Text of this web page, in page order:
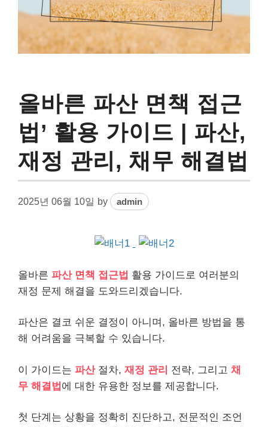
올바른 파산 면책 접근
법’ 활용 가이드 | 파산,
재정 관리, 채무 해결법
2025년 06월 10일 by admin
올바른 파산 면책 접근법 활용 가이드로 여러분의
재정 문제 해결을 도와드리겠습니다.
파산은 결코 쉬운 결정이 아니며, 올바른 방법을 통
해 어려움을 극복할 수 있습니다.
이 가이드는 파산절차, 재정 관리 전략, 그리고 채
무 해결법 에 대한 유용한 정보를 제공합니다.
첫 단계는 상황을 정확히 진단하고, 전문적인 조언